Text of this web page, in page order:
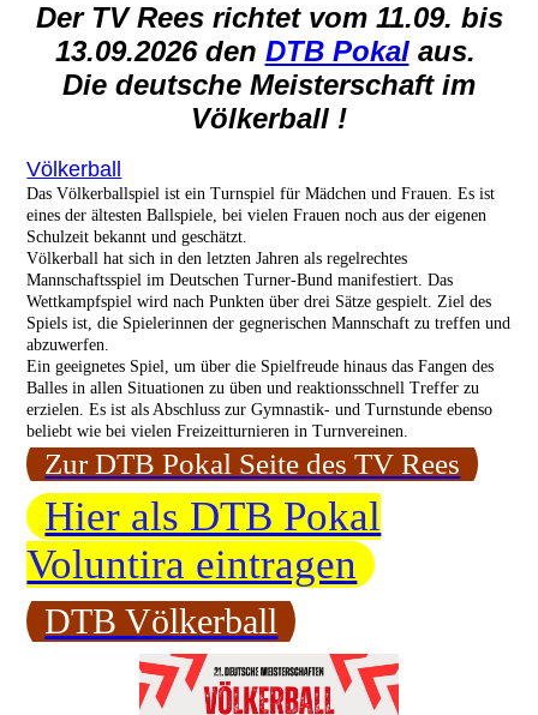
Der TV Rees richtet vom 11.09. bis
13.09.2026 den DTB Pokalaus.
Die deutsche Meisterschaft im
Völkerball !
Völkerball
Das Völkerballspiel ist ein Turnspiel für Mädchen und Frauen. Es ist
eines der ältesten Ballspiele, bei vielen Frauen noch aus der eigenen
Schulzeit bekannt und geschätzt.
Völkerball hat sich in den letzten Jahren als regelrechtes
Mannschaftsspiel im Deutschen Turner-Bund manifestiert. Das
Wettkampfspiel wird nach Punkten über drei Sätze gespielt. Ziel des
Spiels ist, die Spielerinnen der gegnerischen Mannschaft zu treffen und
abzuwerfen.
Ein geeignetes Spiel, um über die Spielfreude hinaus das Fangen des
Balles in allen Situationen zu üben und reaktionsschnell Treffer zu
erzielen. Es ist als Abschluss zur Gymnastik- und Turnstunde ebenso
beliebt wie bei vielen Freizeitturnieren in Turnvereinen.
Zur DTB Pokal Seite des TV Rees
Hier als DTB Pokal
Voluntira eintragen
DTB Völkerball